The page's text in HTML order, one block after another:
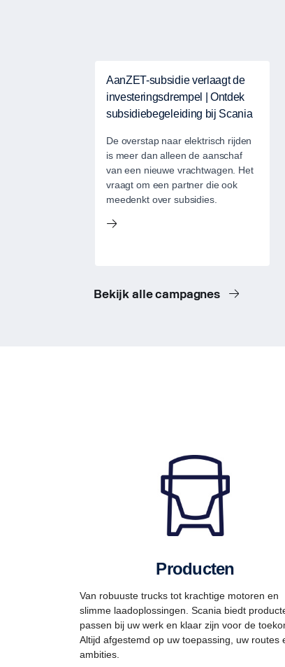
AanZET-subsidie verlaagt de
investeringsdrempel | Ontdek
subsidiebegeleiding bij Scania
De overstap naar elektrisch rijden
is meer dan alleen de aanschaf
van een nieuwe vrachtwagen. Het
vraagt om een partner die ook
meedenkt over subsidies.
Bekijk alle campagnes
Producten
Van robuuste trucks tot krachtige motoren en
slimme laadoplossingen. Scania biedt
passen bij uw werk en klaar zijn voor de
Altijd afgestemd op uw toepassing, uw routes
ambities.